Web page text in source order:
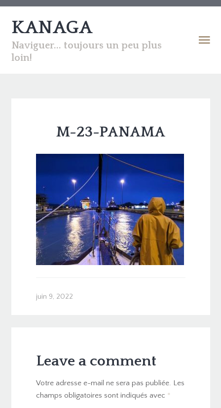
KANAGA
Naviguer... toujours un peu plus
loin!
M-23-PANAMA
juin 9, 2022
Leave a comment
Votre adresse e-mail ne sera pas publiée. Les
champs obligatoires sont indiqués avec *